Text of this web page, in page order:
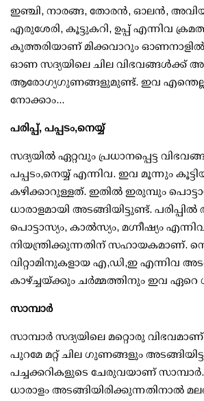
ഇഞ്ചി, നാരങ്ങ, തോരന്‍, ഓലന്‍, അവിയല്‍,
എരുശേരി, കൂട്ടുകറി, ഉപ്പ് എന്നിവ
കുത്തരിയാണ് മിക്കവാറും
ഓണ സദ്യയിലെ ചില വിഭവങ്ങള്‍ക്ക്
ആരോഗ്യഗുണങ്ങളുമുണ്ട്. ഇവ
നോക്കാം...
പരിപ്പ്, പപ്പടം,നെയ്യ്
സദ്യയില്‍ ഏറ്റവും പ്രധാനപ്പെട്ട
പപ്പടം,നെയ്യ് എന്നിവ. ഇവ മൂന്നും
കഴിക്കാറുള്ളത്. ഇതില്‍ ഇരുമ്പും
ധാരാളമായി അടങ്ങിയിട്ടുണ്ട്. പരിപ്പില്‍
പൊട്ടാസ്യം, കാല്‍സ്യം, മഗ്നീഷ്യം
നിയന്ത്രിക്കുന്നതിന് സഹായകമാണ്.
വിറ്റാമിനുകളായ എ,ഡി,ഇ എന്നിവ
കാഴ്ച്ചയ്ക്കും ചര്‍മ്മത്തിനും ഇവ ഏറെ
സാമ്പാര്‍
സാമ്പാര്‍ സദ്യയിലെ മറ്റൊരു
പുറമേ മറ്റ് ചില ഗുണങ്ങളും
പച്ചക്കറികളുടെ ചേരുവയാണ്
ധാരാളം അടങ്ങിയിരിക്കുന്നതിനാല്‍